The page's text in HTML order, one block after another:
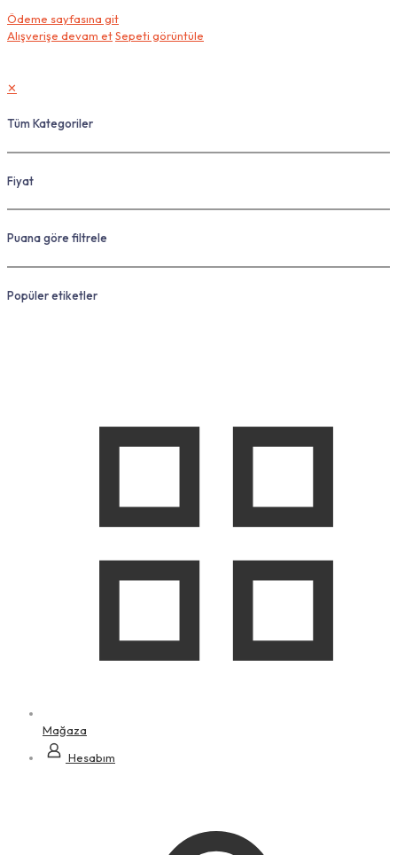
Ödeme sayfasına git
Alışverişe devam etSepeti görüntüle
✕
Tüm Kategoriler
Fiyat
Puana göre filtrele
Popüler etiketler
Mağaza
Hesabım